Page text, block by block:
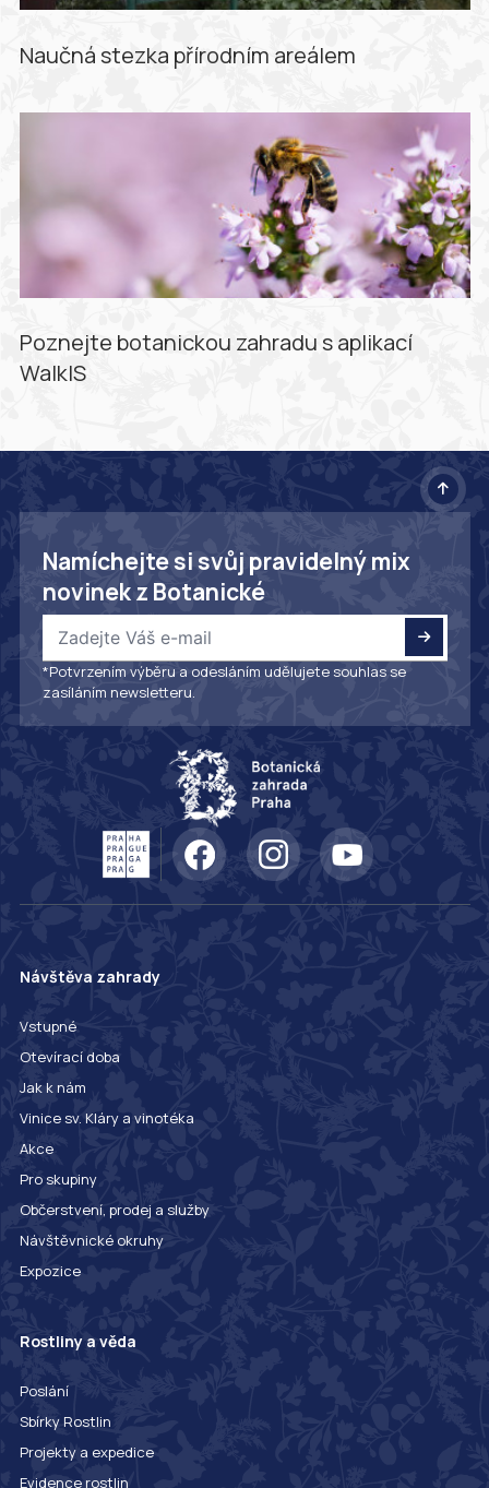
Naučná stezka přírodním areálem
Poznejte botanickou zahradu s aplikací
WalkIS
Namíchejte si svůj pravidelný mix
novinek z Botanické
*Potvrzením výběru a odesláním udělujete souhlas se
zasíláním newsletteru.
Návštěva zahrady
Vstupné
Otevírací doba
Jak k nám
Vinice sv. Kláry a vinotéka
Akce
Pro skupiny
Občerstvení, prodej a služby
Návštěvnické okruhy
Expozice
Rostliny a věda
Poslání
Sbírky Rostlin
Projekty a expedice
Evidence rostlin